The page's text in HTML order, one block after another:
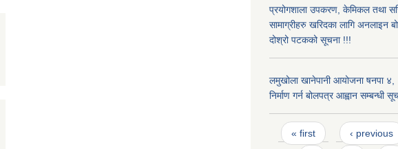
प्रयोगशाला उपकरण, केमिकल तथा
सामाग्रीहरु खरिदका लागि अनलाइन
दोश्रो पटकको सूचना !!!
लमुखोला खानेपानी आयोजना षनपा
निर्माण गर्न बोलपत्र आह्वान सम्बन्धी
Pages
« first ‹ previous